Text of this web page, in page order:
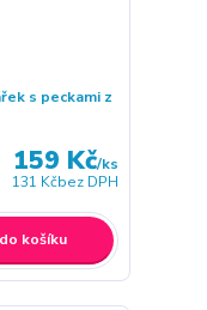
s peckami z
159 Kč/ks
131 Kčbez DPH
košíku